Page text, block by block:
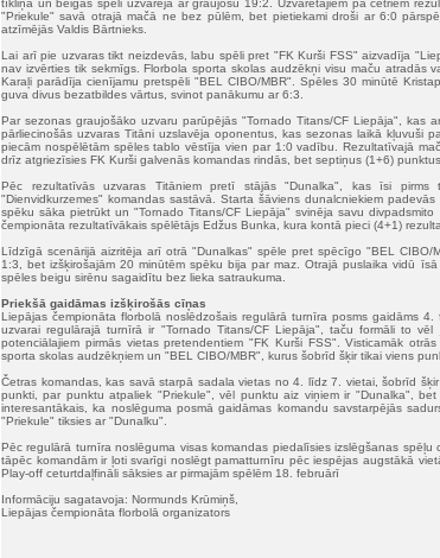
tīkliņā un beigās spēli uzvarēja ar graujošu 19:2. Uzvarētājiem pa četriem
"Priekule" savā otrajā mačā ne bez pūlēm, bet pietiekami droši ar 6:0
atzīmējās Valdis Bārtnieks.
Lai arī pie uzvaras tikt neizdevās, labu spēli pret "FK Kurši FSS" aizvadīja
nav izvērties tik sekmīgs. Florbola sporta skolas audzēkņi visu maču
Karaļi parādīja cienījamu pretspēli "BEL CIBO/MBR". Spēles 30 minūtē
guva divus bezatbildes vārtus, svinot panākumu ar 6:3.
Par sezonas graujošāko uzvaru parūpējās "Tornado Titans/CF Liepāja",
pārliecinošās uzvaras Titāni uzslavēja oponentus, kas sezonas laikā kļuvuši
piecām nospēlētām spēles tablo vēstīja vien par 1:0 vadību. Rezultatīvajā
drīz atgriezīsies FK Kurši galvenās komandas rindās, bet septiņus (1+6)
Pēc rezultatīvās uzvaras Titāniem pretī stājās "Dunalka", kas īsi
"Dienvidkurzemes" komandas sastāvā. Starta šāviens dunalcniekiem
spēku sāka pietrūkt un "Tornado Titans/CF Liepāja" svinēja savu
čempionāta rezultatīvākais spēlētājs Edžus Bunka, kura kontā pieci (4+1)
Līdzīgā scenārijā aizritēja arī otrā "Dunalkas" spēle pret spēcīgo "BEL
1:3, bet izšķirošajām 20 minūtēm spēku bija par maz. Otrajā puslaika vidū
spēles beigu sirēnu sagaidītu bez lieka satraukuma.
Priekšā gaidāmas izšķirošās cīņas
Liepājas čempionāta florbolā noslēdzošais regulārā turnīra posms gaidāms
uzvarai regulārajā turnīrā ir "Tornado Titans/CF Liepāja", taču formāli to
potenciālajiem pirmās vietas pretendentiem "FK Kurši FSS". Visticamāk
sporta skolas audzēkņiem un "BEL CIBO/MBR", kurus šobrīd šķir tikai viens
Četras komandas, kas savā starpā sadala vietas no 4. līdz 7. vietai, šobrīd
punkti, par punktu atpaliek "Priekule", vēl punktu aiz viņiem ir "Dunalka",
interesantākais, ka noslēguma posmā gaidāmas komandu savstarpējās
"Priekule" tiksies ar "Dunalku".
Pēc regulārā turnīra noslēguma visas komandas piedalīsies izslēgšanas
tāpēc komandām ir ļoti svarīgi noslēgt pamatturnīru pēc iespējas augstākā
Play-off ceturtdaļfināli sāksies ar pirmajām spēlēm 18. februārī
Informāciju sagatavoja: Normunds Krūmiņš,
Liepājas čempionāta florbolā organizators